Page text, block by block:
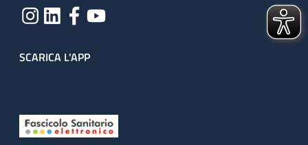
SCARICA L'APP